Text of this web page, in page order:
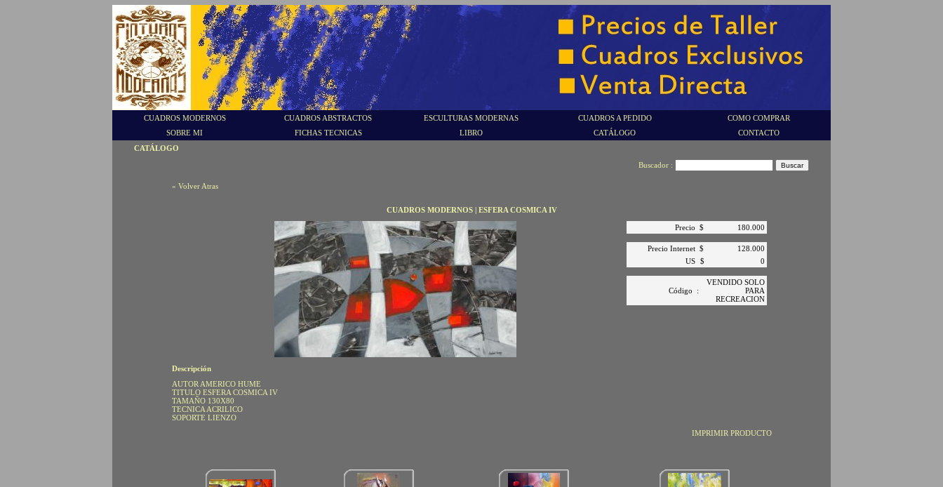
CUADROS MODERNOS CUADROS ABSTRACTOS ESCULTURAS MODERNAS CUADROS A PEDIDO
COMO COMPRAR
SOBRE MI
FICHAS TECNICAS LIBRO CATÁLOGO
CONTACTO
CATÁLOGO
Buscador :
« Volver Atras
CUADROS MODERNOS | ESFERA COSMICA IV
Precio $ 180.000
Precio Internet $
128.000
US
$ 0
Código :
VENDIDO SOLO
PARA
RECREACION
Descripción
AUTOR AMERICO HUME
TITULO ESFERA COSMICA IV
TAMAÑO 130X80
TECNICA ACRILICO
SOPORTE LIENZO
IMPRIMIR PRODUCTO